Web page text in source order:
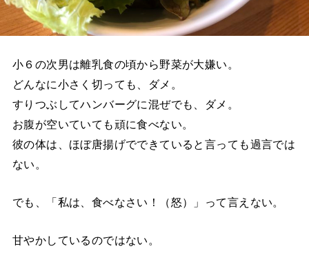
小６の次男は離乳食の頃から野菜が大嫌い。
どんなに小さく切っても、ダメ。
すりつぶしてハンバーグに混ぜでも、ダメ。
お腹が空いていても頑に食べない。
彼の体は、ほぼ唐揚げでできていると言っても過言では
ない。
でも、「私は、食べなさい！（怒）」って言えない。
甘やかしているのではない。